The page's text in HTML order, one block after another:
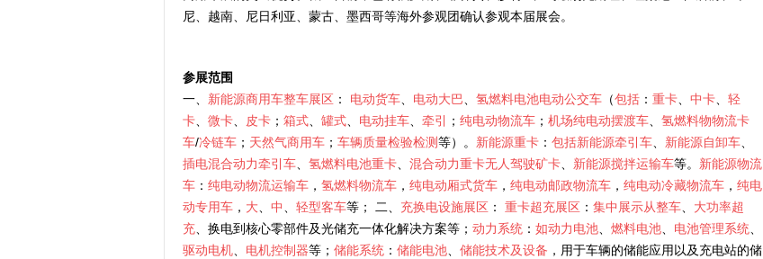
尼、越南、尼日利亚、蒙古、墨西哥等海外参观团确认参观本届展会。
参展范围
一、 新能源商用车整车展区 ： 电动货车 电动大巴 氢燃料电池电动公交车 （包括 ： 重卡 中卡
轻
卡
微卡 皮卡 ； 箱式 罐式 电动挂车 牵引 ； 纯电动物流车 ； 机场纯电动摆渡车
氢燃料物物流卡
车/冷链车 ； 天然气商用车 ； 车辆质量检验检测等）。 新能源重卡 ： 包括新能源牵引车 新能源自卸车
插电混合动力牵引车
氢燃料电池重卡 混合动力重卡无人驾驶矿卡 新能源搅拌运输车等。 新能源物流
车 ： 纯电动物流运输车 ， 氢燃料物流车 ， 纯电动厢式货车 ， 纯电动邮政物流车 ， 纯电动冷藏物流车 ， 纯电
动专用车 ， 大 中 轻型客车等； 二、 充换电设施展区 ： 重卡超充展区 ： 集中展示从整车
大功率超
充 、换电到核心零部件及光储充一体化解决方案等； 动力系统 ： 如动力电池 燃料电池 电池管理系统
驱动电机
电机控制器等； 储能系统 ： 储能电池 储能技术及设备 ，用于车辆的储能应用以及充电站的储